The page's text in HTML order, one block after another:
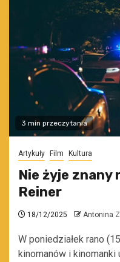
3 min przeczytania
Artykuły Film Kultura
Nie żyje znany
Reiner
18/12/2025 Antonina
W poniedziałek rano
kinomanów i kinomanki